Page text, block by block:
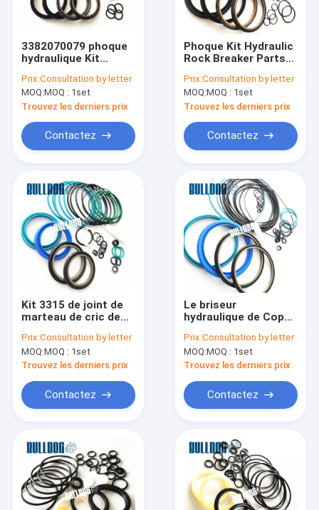
Produits
A propos de nous
3382070079 phoque
hydraulique Kit
briseur de Copco
SB202 d'atlas
Prix:Consultation by letter
MOQ:MOQ : 1set
Trouvez les derniers prix
Contactez
Phoque Kit Hydraulic
Rock Breaker Parts
3315301890 SB302
Prix:Consultation by letter
MOQ:MOQ : 1set
Trouvez les derniers prix
Contactez
Kit 3315 de joint de
marteau de cric de
de rechange
hydrauliques du
briseur SB152
Prix:Consultation by letter
MOQ:MOQ : 1set
Trouvez les derniers prix
Contactez
Le briseur
hydraulique de Copco
d'OEM 3315303690
partie des joints de
perceuse de roche de
Prix:Consultation by letter
MOQ:MOQ : 1set
Trouvez les derniers prix
Contactez